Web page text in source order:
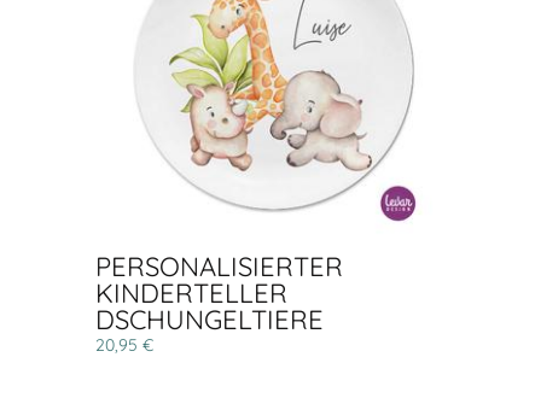
PERSONALISIERTER
KINDERTELLER
DSCHUNGELTIERE
20,95 €